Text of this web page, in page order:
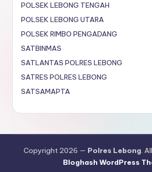
POLSEK LEBONG TENGAH
POLSEK LEBONG UTARA
POLSEK RIMBO PENGADANG
SATBINMAS
SATLANTAS POLRES LEBONG
SATRES POLRES LEBONG
SATSAMAPTA
Copyright 2026 — Polres Lebong.
Bloghash WordPress